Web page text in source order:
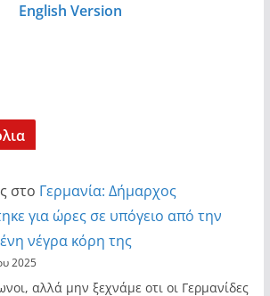
English Version
στο Γερμανία: Δήμαρχος
για ώρες σε υπόγειο από την
νέγρα κόρη της
2025
αλλά μην ξεχνάμε οτι οι Γερμανίδες